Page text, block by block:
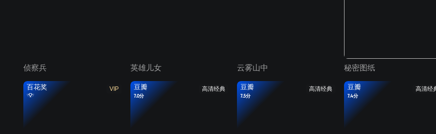
侦察兵 英雄儿女 云雾山中 秘密图纸
VIP
百花奖 高清经典
豆瓣
7.0分
高清经典
豆瓣
7.5分
高清经
豆瓣
7.4分